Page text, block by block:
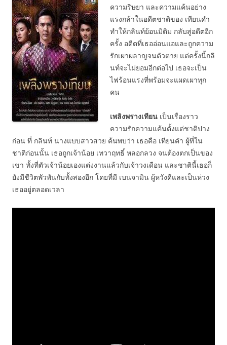
ความริษยา และความแค้นอย่าง
แรงกล้าในอดีตชาติของ เทียนคำ
ทำให้กลินท์ย้อนมิติม กลับสู่อดีตอีก
ครั้ง อดีตที่เธออ่อนแอและถูกความ
รักเผาผลาญจนตัวตาย แต่ครั้งนี้กลิ
นท์จะไม่ยอมอีกต่อไป เธอจะเป็น
ไฟร้อนแรงที่พร้อมจะแผดเผาทุก
คน
เพลิงพรางเทียน เป็นเรื่องราว
ความรักความแค้นตั้งแต่ชาติปาง
ก่อน ที่ กลินท์ นางแบบสาวสวย ค้นพบว่า เธอคือ เทียนคำ ผู้ที่ใน
ชาติก่อนนั้น เธอถูกเจ้าน้อย เทวาฤทธิ์ หลอกลวง จนต้องตกเป็นของ
เขา ทั้งที่ตัวเจ้าน้อยเองแต่งงานแล้วกับเจ้าวงเดือน และชาตินี้เธอก็
ยังมีชีวิตพัวพันกับทั้งสองอีก โดยที่มี เบนจามิน ผู้หวังดีและเป็นห่วง
เธออยู่ตลอดเวลา